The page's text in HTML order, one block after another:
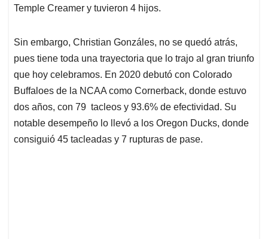
Temple Creamer y tuvieron 4 hijos.
Sin embargo, Christian Gonzáles, no se quedó atrás,
pues tiene toda una trayectoria que lo trajo al gran triunfo
que hoy celebramos. En 2020 debutó con Colorado
Buffaloes de la NCAA como Cornerback, donde estuvo
dos años, con 79 tacleos y 93.6% de efectividad. Su
notable desempeño lo llevó a los Oregon Ducks, donde
consiguió 45 tacleadas y 7 rupturas de pase.